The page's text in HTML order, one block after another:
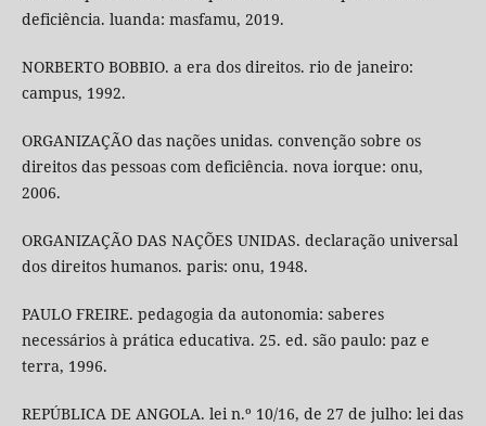
deficiência. luanda: masfamu, 2019.
NORBERTO BOBBIO. a era dos direitos. rio de janeiro:
campus, 1992.
ORGANIZAÇÃO das nações unidas. convenção sobre os
direitos das pessoas com deficiência. nova iorque: onu,
2006.
ORGANIZAÇÃO DAS NAÇÕES UNIDAS. declaração universal
dos direitos humanos. paris: onu, 1948.
PAULO FREIRE. pedagogia da autonomia: saberes
necessários à prática educativa. 25. ed. são paulo: paz e
terra, 1996.
REPÚBLICA DE ANGOLA. lei n.º 10/16, de 27 de julho: lei das